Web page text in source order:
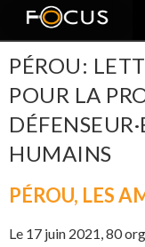
PÉROU:
POUR LA
HUMAINS
PÉROU, LES
Le 17 juin 2021, 80